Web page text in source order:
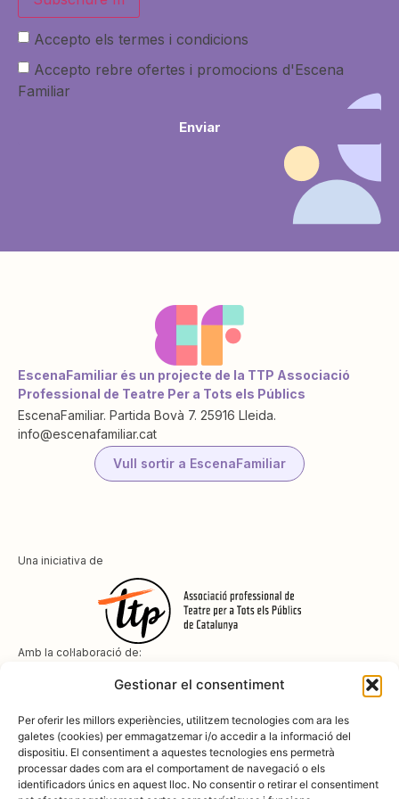
Gestionar el consentiment
Per oferir les millors experiències, utilitzem tecnologies com ara les
galetes (cookies) per emmagatzemar i/o accedir a la informació del
dispositiu. El consentiment a aquestes tecnologies ens permetrà
processar dades com ara el comportament de navegació o els
identificadors únics en aquest lloc. No consentir o retirar el consentiment
Accepto els termes i condicions
Accepto rebre ofertes i promocions d'Escena
Familiar
Enviar
EscenaFamiliar és un projecte de la TTP Associació
Professional de Teatre Per a Tots els Públics
EscenaFamiliar. Partida Bovà 7. 25916 Lleida.
info@escenafamiliar.cat
Vull sortir a EscenaFamiliar
Una iniciativa de
Amb la col·laboració de:
Amb el suport de